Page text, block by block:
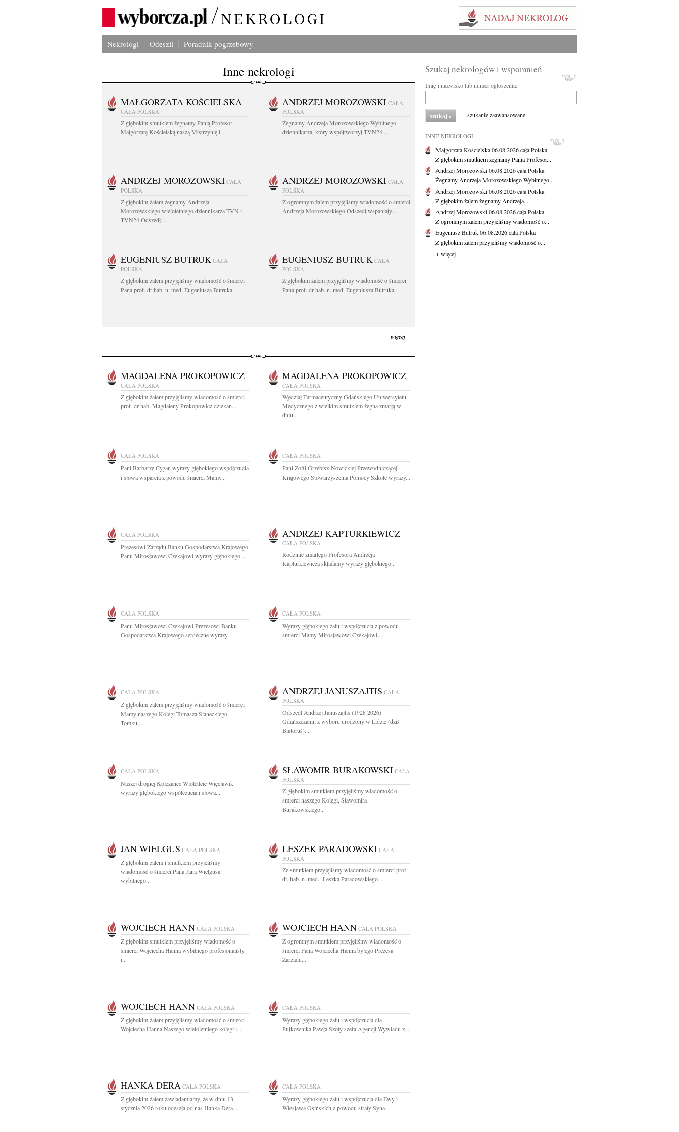
Nekrologi Odeszli Poradnik pogrzebowy
Inne nekrologi
MAŁGORZATA KOŚCIELSKA
CAŁA POLSKA
Z głębokim smutkiem żegnamy Panią Profesor
Małgorzatę Kościelską naszą Mistrzynię i...
ANDRZEJ MOROZOWSKI CAŁA
POLSKA
Żegnamy Andrzeja Morozowskiego Wybitnego
dziennikarza, który współtworzył TVN24....
ANDRZEJ MOROZOWSKI CAŁA
POLSKA
Z głębokim żalem żegnamy Andrzeja
Morozowskiego wieloletniego dziennikarza TVN i
TVN24 Odszedł...
ANDRZEJ MOROZOWSKI CAŁA
POLSKA
Z ogromnym żalem przyjęliśmy wiadomość o śmierci
Andrzeja Morozowskiego Odszedł wspaniały...
EUGENIUSZ BUTRUK CAŁA
POLSKA
Z głębokim żalem przyjęliśmy wiadomość o śmierci
Pana prof. dr hab. n. med. Eugeniusza Butruka...
EUGENIUSZ BUTRUK CAŁA
POLSKA
Z głębokim żalem przyjęliśmy wiadomość o śmierci
Pana prof. dr hab. n. med. Eugeniusza Butruka...
więcej
MAGDALENA PROKOPOWICZ
CAŁA POLSKA
Z głębokim żalem przyjęliśmy wiadomość o śmierci
prof. dr hab. Magdaleny Prokopowicz dziekan...
MAGDALENA PROKOPOWICZ
CAŁA POLSKA
Wydział Farmaceutyczny Gdańskiego Uniwersytetu
Medycznego z wielkim smutkiem żegna zmarłą w
dniu...
CAŁA POLSKA
Pani Barbarze Cygan wyrazy głębokiego współczucia
i słowa wsparcia z powodu śmierci Mamy...
CAŁA POLSKA
Pani Zofii Grzebisz-Nowickiej Przewodniczącej
Krajowego Stowarzyszenia Pomocy Szkole wyrazy...
CAŁA POLSKA
Prezesowi Zarządu Banku Gospodarstwa Krajowego
Panu Mirosławowi Czekajowi wyrazy głębokiego...
ANDRZEJ KAPTURKIEWICZ
CAŁA POLSKA
Rodzinie zmarłego Profesora Andrzeja
Kapturkiewicza składamy wyrazy głębokiego...
CAŁA POLSKA
Panu Mirosławowi Czekajowi Prezesowi Banku
Gospodarstwa Krajowego serdeczne wyrazy...
CAŁA POLSKA
Wyrazy głębokiego żalu i współczucia z powodu
śmierci Mamy Mirosławowi Czekajowi,...
CAŁA POLSKA
Z głębokim żalem przyjęliśmy wiadomość o śmierci
Mamy naszego Kolegi Tomasza Sianeckiego
Tomku,...
ANDRZEJ JANUSZAJTIS CAŁA
POLSKA
Odszedł Andrzej Januszajtis (1928 2026)
Gdańszczanin z wyboru urodzony w Lidzie (dziś
Białoruś)....
CAŁA POLSKA
Naszej drogiej Koleżance Wiolettcie Więcławik
wyrazy głębokiego współczucia i słowa...
SŁAWOMIR BURAKOWSKI CAŁA
POLSKA
Z głębokim smutkiem przyjęliśmy wiadomość o
śmierci naszego Kolegi, Sławomira
Burakowskiego...
JAN WIELGUS CAŁA POLSKA
Z głębokim żalem i smutkiem przyjęliśmy
wiadomość o śmierci Pana Jana Wielgusa
wybitnego...
LESZEK PARADOWSKI CAŁA
POLSKA
Ze smutkiem przyjęliśmy wiadomość o śmierci prof.
dr. hab. n. med. Leszka Paradowskiego...
WOJCIECH HANN CAŁA POLSKA
Z głębokim smutkiem przyjęliśmy wiadomość o
śmierci Wojciecha Hanna wybitnego profesjonalisty
i...
WOJCIECH HANN CAŁA POLSKA
Z ogromnym smutkiem przyjęliśmy wiadomość o
śmierci Pana Wojciecha Hanna byłego Prezesa
Zarządu...
WOJCIECH HANN CAŁA POLSKA
Z głębokim żalem przyjęliśmy wiadomość o śmierci
Wojciecha Hanna Naszego wieloletniego kolegi i...
CAŁA POLSKA
Wyrazy głębokiego żalu i współczucia dla
Pułkownika Pawła Szoty szefa Agencji Wywiadu z...
HANKA DERA CAŁA POLSKA
Z głębokim żalem zawiadamiamy, że w dniu 13
stycznia 2026 roku odeszła od nas Hanka Dera...
CAŁA POLSKA
Wyrazy głębokiego żalu i współczucia dla Ewy i
Wiesława Osińskich z powodu straty Syna...
Szukaj nekrologów i wspomnień
Imię i nazwisko lub numer ogłoszenia:
+ szukanie zaawansowane
INNE NEKROLOGI
Małgorzata Kościelska06.08.2026cała Polska
Z głębokim smutkiem żegnamy Panią Profesor...
Andrzej Morozowski06.08.2026cała Polska
Żegnamy Andrzeja Morozowskiego Wybitnego...
Andrzej Morozowski06.08.2026cała Polska
Z głębokim żalem żegnamy Andrzeja...
Andrzej Morozowski06.08.2026cała Polska
Z ogromnym żalem przyjęliśmy wiadomość o...
Eugeniusz Butruk06.08.2026cała Polska
Z głębokim żalem przyjęliśmy wiadomość o...
+ więcej